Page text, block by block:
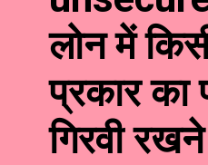
लोन में
प्रकार का
गिरवी